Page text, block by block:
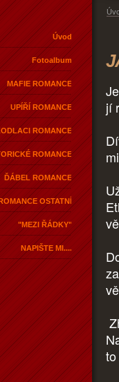
Úvod
Fotoalbum
MAFIE ROMANCE
UPÍŘÍ ROMANCE
ROMANCE
ROMANCE
ĎÁBEL ROMANCE
OSTATNÍ
"MEZI ŘÁDKY"
NAPIŠTE MI....
jí